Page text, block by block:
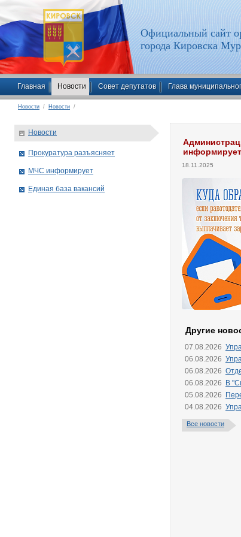
Официальный сайт
города Кировска
Главная Новости Совет депутатов Глава
Новости / Новости /
информирует
18.11.2025
Другие
07.08.2026
06.08.2026
06.08.2026
06.08.2026
В
05.08.2026
04.08.2026
Все новости
Новости
Прокуратура разъясняет
МЧС информирует
Единая база вакансий